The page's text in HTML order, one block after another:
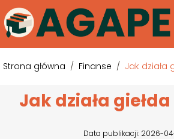
Strona główna / Finanse / Jak działa
Jak działa
Data publikacji: 2026-